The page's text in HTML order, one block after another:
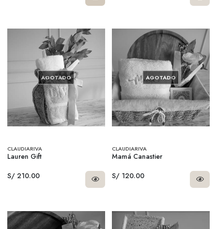
AGOTADO
CLAUDIARIVA
Lauren Gift
S/ 210.00
AGOTADO
CLAUDIARIVA
Mamá Canastier
S/ 120.00